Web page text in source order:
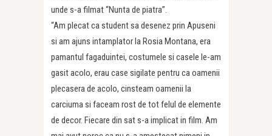
unde s-a filmat “Nunta de piatra”.
“Am plecat ca student sa desenez prin Apuseni
si am ajuns intamplator la Rosia Montana, era
pamantul fagaduintei, costumele si casele le-am
gasit acolo, erau case sigilate pentru ca oamenii
plecasera de acolo, cinsteam oamenii la
carciuma si faceam rost de tot felul de elemente
de decor. Fiecare din sat s-a implicat in film. Am